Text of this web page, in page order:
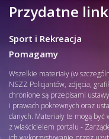
Przydatne
Sport i Rekreacja
Pomagamy
Wszelkie materiały (w
NSZZ Policjantów, zdjęcia,
chronione są przepisami
i prawach pokrewnych oraz
danych. Materiały te mogą
z właścicielem portalu -